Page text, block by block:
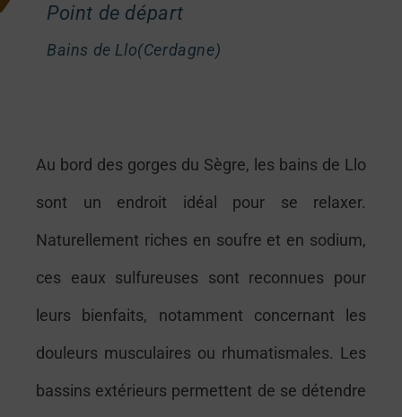
Point de départ
Bains de Llo(Cerdagne)
Au bord des gorges du Sègre, les bains de Llo
sont un endroit idéal pour se relaxer.
Naturellement riches en soufre et en sodium,
ces eaux sulfureuses sont reconnues pour
leurs bienfaits, notamment concernant les
douleurs musculaires ou rhumatismales. Les
bassins extérieurs permettent de se détendre